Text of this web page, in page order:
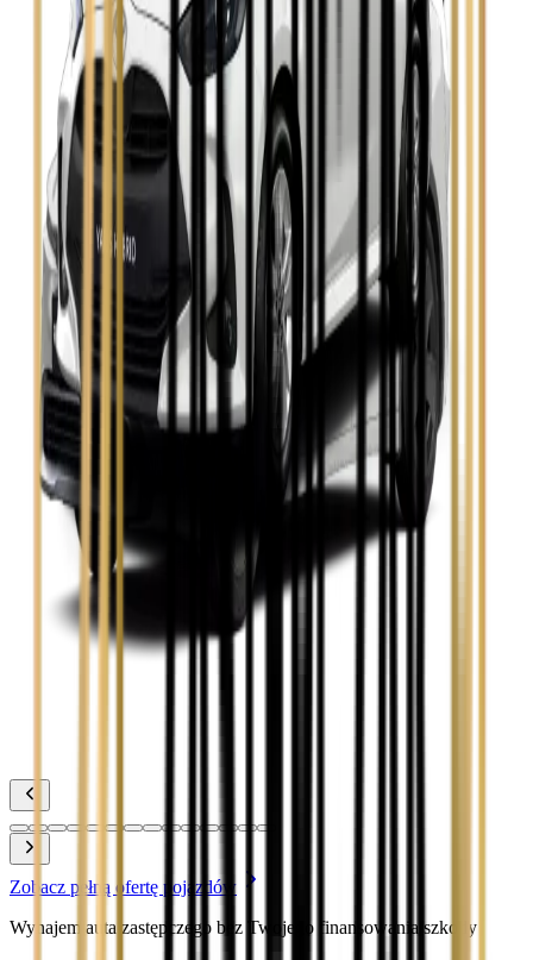
Skoda Fabia
Zobacz
Skoda Kamiq
Zobacz
Skoda Octavia
Zobacz
Toyota Avensis
Zobacz
Toyota Camry
Zobacz
Toyota Corolla
Toyota Prius
Zobacz pełną ofertę pojazdów
Wynajem auta zastępczego bez Twojego finansowania szkody